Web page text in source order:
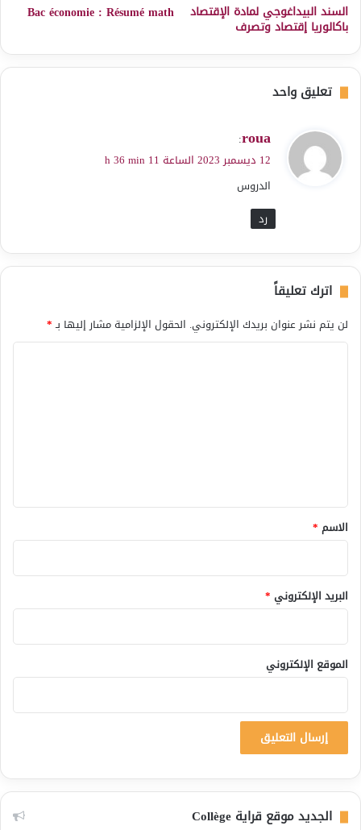
السند البيداغوجي لمادة الإقتصاد
باكالوريا إقتصاد وتصرف
Bac économie : Résumé math
تعليق واحد
ي
ق
ل
roua
:
12 ديسمبر 2023 الساعة 11 h 36 min
الدروس
رد
اترك تعليقاً
لن يتم نشر عنوان بريدك الإلكتروني. الحقول الإلزامية مشار إليها بـ*
*
الاسم *
البريد الإلكتروني *
الموقع الإلكتروني
الجديد موقع قراية Collège